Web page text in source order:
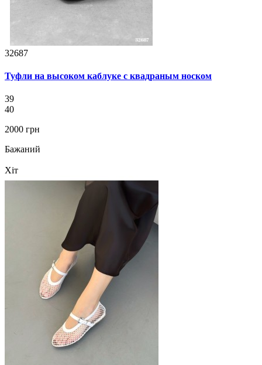
32687
Туфли на высоком каблуке с квадраным носком
39
40
2000 грн
Бажаний
Хіт